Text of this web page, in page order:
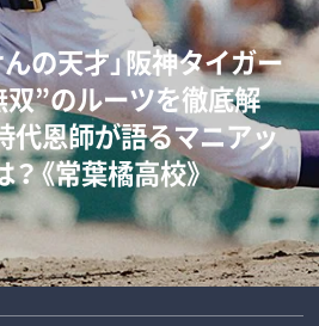
せよ」ミハイロ・ペト
する3人の日本人指導
さんは新潟で…」【イ
の天才」阪神タイガー
双”のルーツを徹底解
恩師が語るマニアッ
《常葉橘高校》
を終わらせた三塁手…
“笑顔”と“涙”の理由
甲子園ラストゲーム」
校内へ!?」荒木大輔と
子園フィーバーと“あ
は横浜と同じタイプで
対談》